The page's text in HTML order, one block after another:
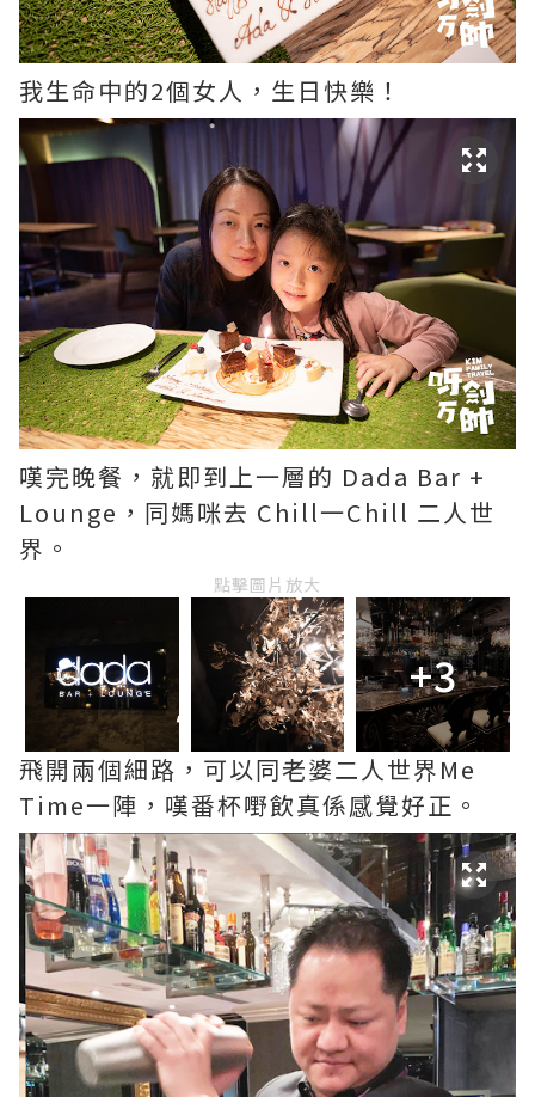
我生命中的2個女人，生日快樂！
嘆完晚餐，就即到上一層的 Dada Bar +
Lounge，同媽咪去 Chill一Chill 二人世
界。
點擊圖片放大
+3
飛開兩個細路，可以同老婆二人世界Me
Time一陣，嘆番杯嘢飲真係感覺好正。